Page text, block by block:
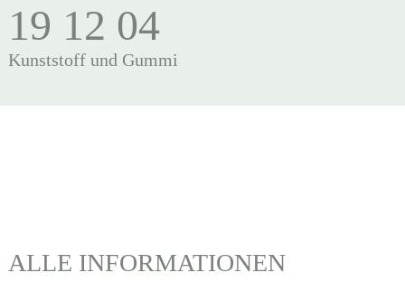
19 12 04
Kunststoff und Gummi
ALLE INFORMATIONEN